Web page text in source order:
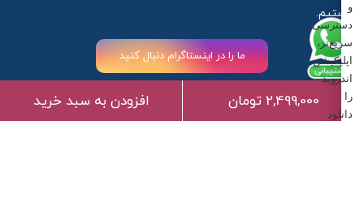
2,499,000 تومان افزودن به سبد خرید
هستیم.
ما را در اینستاگرام دنبال کنید
و
دسترسی
سریع‌تر،
اپلیکیشن
اندروید
را
دانلود